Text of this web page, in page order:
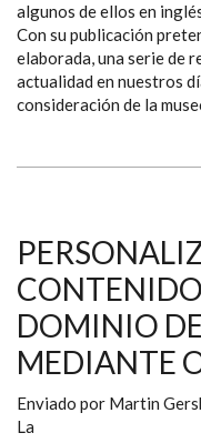
algunos de ellos en
Con su publicación
elaborada, una serie de
actualidad en nuestros
consideración de la
DOMINIO
MEDIANTE
Enviado por Martin
La